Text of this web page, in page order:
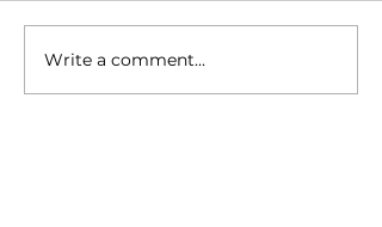
เครื่องซักประหยัดน้ำช่วย
ลดต้นทุนจริงหรือ? เรื่องที่
Write a comment...